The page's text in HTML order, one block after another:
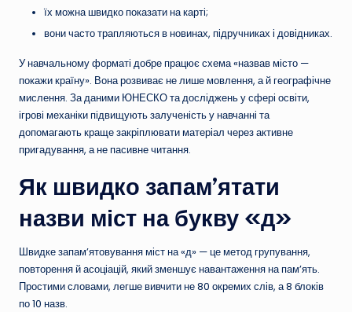
їх можна швидко показати на карті;
вони часто трапляються в новинах, підручниках і довідниках.
У навчальному форматі добре працює схема «назвав місто —
покажи країну». Вона розвиває не лише мовлення, а й географічне
мислення. За даними ЮНЕСКО та досліджень у сфері освіти,
ігрові механіки підвищують залученість у навчанні та
допомагають краще закріплювати матеріал через активне
пригадування, а не пасивне читання.
Як швидко запам’ятати
назви міст на букву «д»
Швидке запам’ятовування міст на «д» — це метод групування,
повторення й асоціацій, який зменшує навантаження на пам’ять.
Простими словами, легше вивчити не 80 окремих слів, а 8 блоків
по 10 назв.